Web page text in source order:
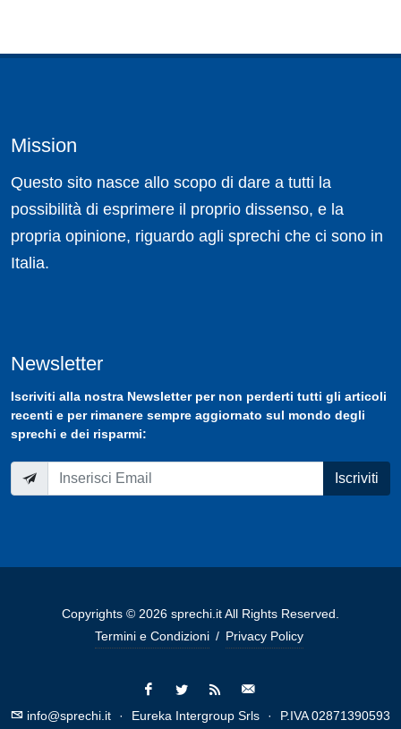
Mission
Questo sito nasce allo scopo di dare a tutti la
possibilità di esprimere il proprio dissenso, e la
propria opinione, riguardo agli sprechi che ci sono in
Italia.
Newsletter
Iscriviti alla nostra Newsletterper non perderti tutti gli articoli
recenti e per rimanere sempre aggiornato sul mondo degli
sprechi e dei risparmi:
Iscriviti
Copyrights © 2026 sprechi.it All Rights Reserved.
Termini e Condizioni / Privacy Policy
info@sprechi.it · Eureka Intergroup Srls · P.IVA 02871390593